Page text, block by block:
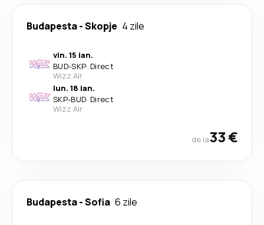
Budapesta-Skopje 4 zile
vin. 15 ian.
BUD-SKP· Direct
Wizz Air
lun. 18 ian.
SKP-BUD· Direct
Wizz Air
de la33 €
Budapesta-Sofia 6 zile